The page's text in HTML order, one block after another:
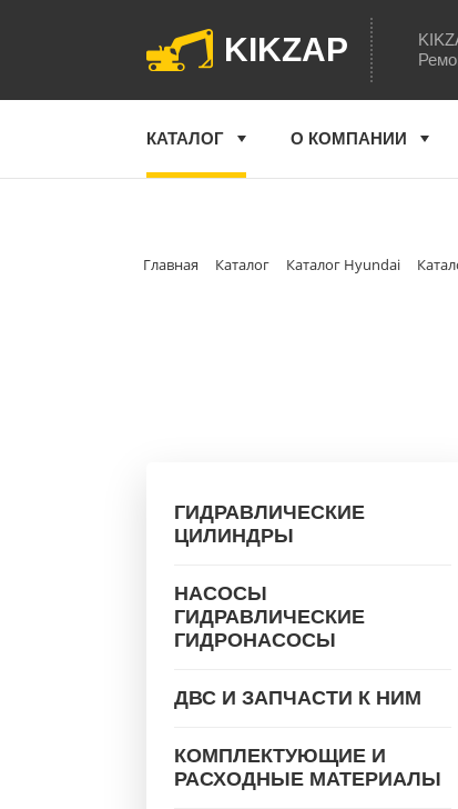
KIKZAP
КАТАЛОГ О КОМПАНИИ
Главная Каталог Каталог Hyundai
ГИДРАВЛИЧЕСКИЕ
ЦИЛИНДРЫ
НАСОСЫ
ГИДРАВЛИЧЕСКИЕ
ГИДРОНАСОСЫ
ДВС И ЗАПЧАСТИ К НИМ
КОМПЛЕКТУЮЩИЕ И
РАСХОДНЫЕ МАТЕРИАЛЫ